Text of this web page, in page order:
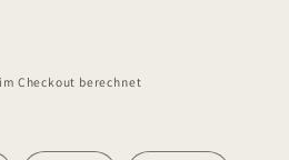
Checkout berechnet